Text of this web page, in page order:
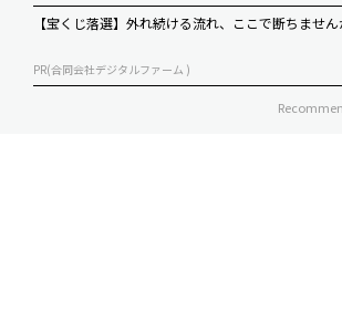
【宝くじ落選】外れ続ける流れ、ここで断ちませ
PR(合同会社デジタルファーム )